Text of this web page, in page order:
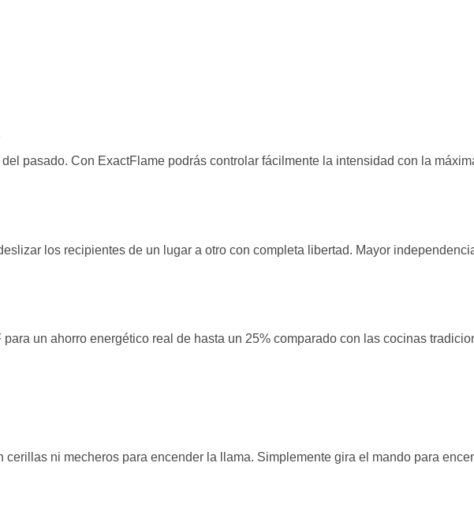
pasado. Con ExactFlame podrás controlar fácilmente la intensidad con la
los recipientes de un lugar a otro con completa libertad. Mayor
un ahorro energético real de hasta un 25% comparado con las cocinas
ni mecheros para encender la llama. Simplemente gira el mando para